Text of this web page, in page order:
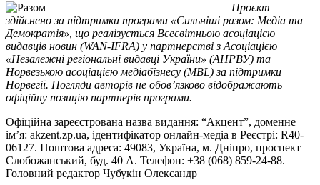
Проєкт
здійснено за підтримки програми «Сильніші разом: Медіа та
Демократія», що реалізується Всесвітньою асоціацією
видавців новин (WAN-IFRA) у партнерстві з Асоціацією
«Незалежні регіональні видавці України» (АНРВУ) та
Норвезькою асоціацією медіабізнесу (MBL) за підтримки
Норвегії. Погляди авторів не обов’язково відображають
офіційну позицію партнерів програми.
Офіційна зареєстрована назва видання: “Акцент”, доменне
ім’я: akzent.zp.ua, ідентифікатор онлайн-медіа в Реєстрі: R40-
06127. Поштова адреса: 49083, Україна, м. Дніпро, проспект
Слобожанський, буд. 40 А. Телефон: +38 (068) 859-24-88.
Головний редактор Чубукін Олександр